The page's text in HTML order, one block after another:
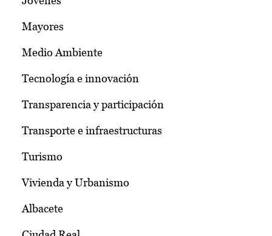
Mayores
Medio Ambiente
Tecnología e innovación
Transparencia y participación
Transporte e infraestructuras
Turismo
Vivienda y Urbanismo
Albacete